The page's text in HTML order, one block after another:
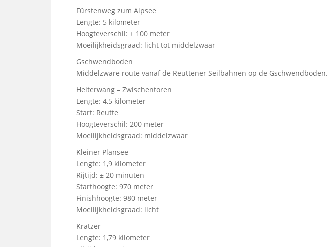
Fürstenweg zum Alpsee
Lengte: 5 kilometer
Hoogteverschil: ± 100 meter
Moeilijkheidsgraad: licht tot middelzwaar
Gschwendboden
Middelzware route vanaf de Reuttener Seilbahnen op de Gschwendboden.
Heiterwang – Zwischentoren
Lengte: 4,5 kilometer
Start: Reutte
Hoogteverschil: 200 meter
Moeilijkheidsgraad: middelzwaar
Kleiner Plansee
Lengte: 1,9 kilometer
Rijtijd: ± 20 minuten
Starthoogte: 970 meter
Finishhoogte: 980 meter
Moeilijkheidsgraad: licht
Kratzer
Lengte: 1,79 kilometer